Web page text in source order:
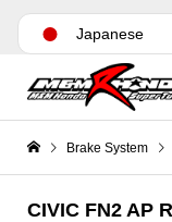
Brake System
CIVIC FN2 AP
Japanese